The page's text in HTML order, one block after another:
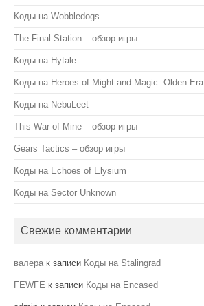
Коды на Wobbledogs
The Final Station – обзор игры
Коды на Hytale
Коды на Heroes of Might and Magic: Olden Era
Коды на NebuLeet
This War of Mine – обзор игры
Gears Tactics – обзор игры
Коды на Echoes of Elysium
Коды на Sector Unknown
Свежие комментарии
валера к записи Коды на Stalingrad
FEWFE к записи Коды на Encased